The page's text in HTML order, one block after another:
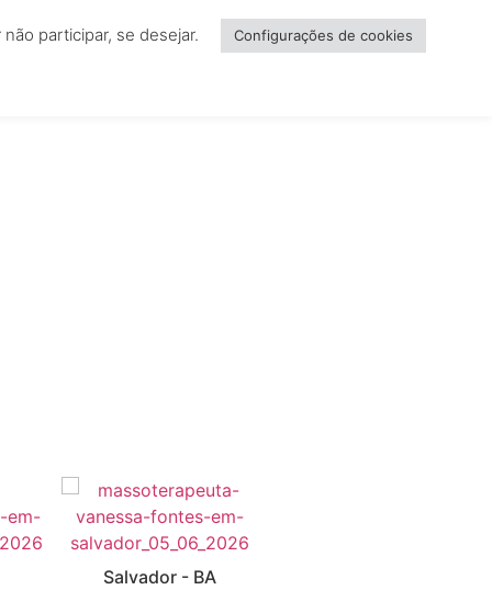
Salvador - BA
participar, se desejar. Configurações de cookies